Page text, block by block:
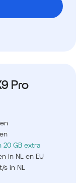
Pro
20 GB extra
in NL en EU
in NL